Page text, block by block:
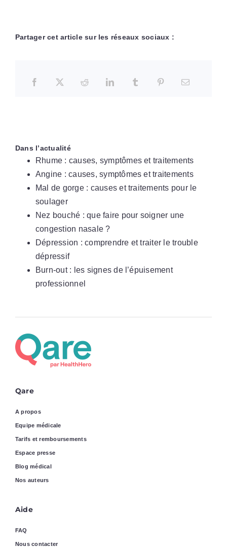
Partager cet article sur les réseaux sociaux :
Dans l’actualité
Rhume : causes, symptômes et traitements
Angine : causes, symptômes et traitements
Mal de gorge : causes et traitements pour le
soulager
Nez bouché : que faire pour soigner une
congestion nasale ?
Dépression : comprendre et traiter le trouble
dépressif
Burn-out : les signes de l’épuisement
professionnel
Qare
A propos
Equipe médicale
Tarifs et remboursements
Espace presse
Blog médical
Nos auteurs
Aide
FAQ
Nous contacter